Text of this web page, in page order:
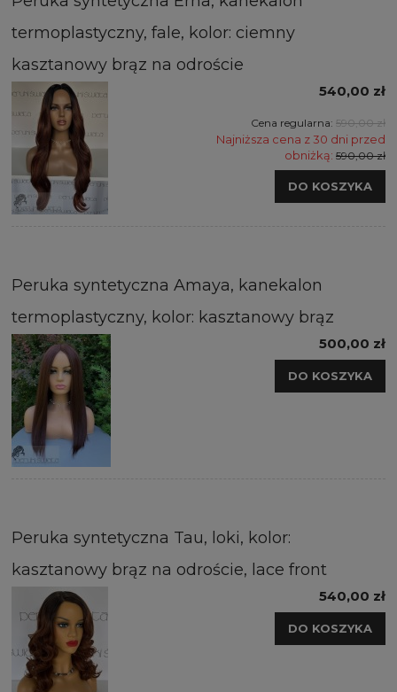
termoplastyczny, fale, kolor: ciemny
kasztanowy brąz na odroście
540,00 zł
Cena regularna: 590,00 zł
Najniższa cena z 30 dni przed
obniżką: 590,00 zł
DO KOSZYKA
Peruka syntetyczna Amaya, kanekalon
termoplastyczny, kolor: kasztanowy brąz
500,00 zł
DO KOSZYKA
Peruka syntetyczna Tau, loki, kolor:
kasztanowy brąz na odroście, lace front
540,00 zł
DO KOSZYKA